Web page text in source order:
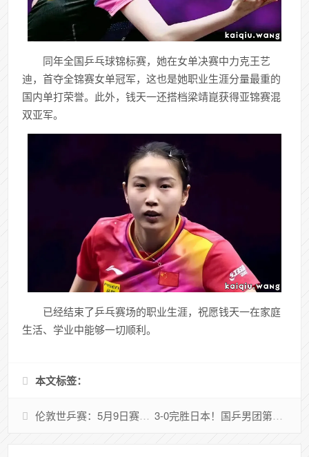
同年全国乒乓球锦标赛，她在女单决赛中力克王艺
迪，首夺全锦赛女单冠军，这也是她职业生涯分量最重的
国内单打荣誉。此外，钱天一还搭档梁靖崑获得亚锦赛混
双亚军。
已经结束了乒乓赛场的职业生涯，祝愿钱天一在家庭
生活、学业中能够一切顺利。
本文标签：
伦敦世乒赛：5月9日赛程公布！诞生决赛名单！国乒男团3-0复仇韩国，王楚钦狂轰11-1，半决赛对阵法国队 3-0完胜日本！国乒男团第24次捧起斯韦思林杯，梁靖崑惊天逆转张本智和成封神之战！